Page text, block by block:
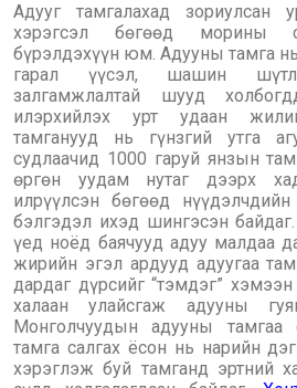
Адууг тамгалахад
хэрэгсэл бөгөөд морины
бүрэлдэхүүн юм. Адууны тамга
гарал үүсэл, шашин
залгамжлалтай шууд
илэрхийлэх урт удаан
тамганууд нь гүнзгий утга
судлаачид 1000 гаруй янзын
өргөн уудам нутаг дээрх
илрүүлсэн бөгөөд
бэлгэдэл ихэд шингэсэн
үед ноёд баячууд адуу малдаа
жирийн эгэл ардууд адуугаа
дардаг дүрсийг “тэмдэг”
халаан улайсгаж адууны
Монголчуудын адууны тамгаа
тамга салгах ёсон нь нарийн
хэрэглэж буй тамганд эртний